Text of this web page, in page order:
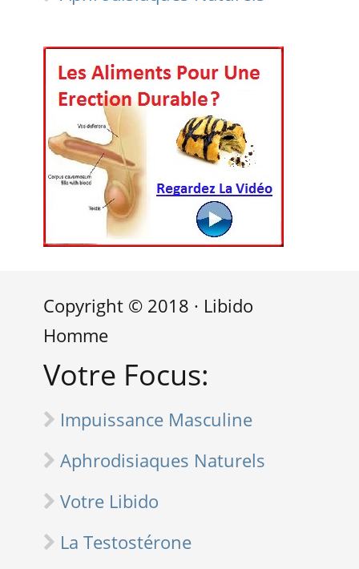
Copyright © 2018 · Libido
Homme
Votre Focus:
Impuissance Masculine
Aphrodisiaques Naturels
Votre Libido
La Testostérone